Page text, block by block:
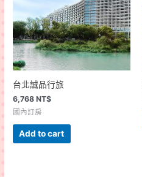
台北誠品行旅
6,768NT$
國內訂房
Add to cart